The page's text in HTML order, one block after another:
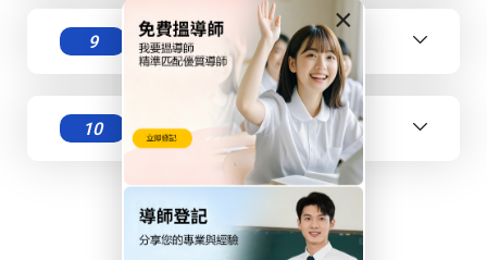
×
9 步驟九
10 最後步驟